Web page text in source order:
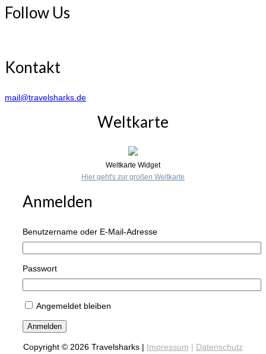
Follow Us
Kontakt
mail@travelsharks.de
Weltkarte
Weltkarte Widget
Hier geht's zur großen Weltkarte
Anmelden
Benutzername oder E-Mail-Adresse
Passwort
Angemeldet bleiben
Anmelden
Copyright © 2026 Travelsharks | Impressum | Datenschutz